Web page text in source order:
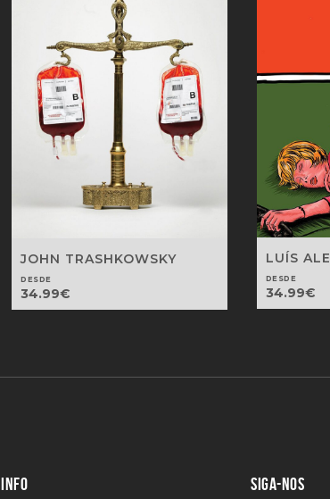
JOHN TRASHKOWSKY
DESDE
34.99€
LUÍS
DESDE
34.99€
INFO SIGA-NOS